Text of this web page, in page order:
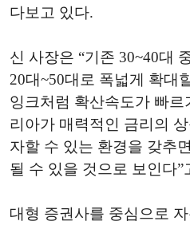
다보고 있다.
신 사장은 “기존 30~40대
20대~50대로 폭넓게 확대
잉크처럼 확산속도가 빠
리아가 매력적인 금리의
자할 수 있는 환경을 갖추
될 수 있을 것으로 보인다”
대형 증권사를 중심으로